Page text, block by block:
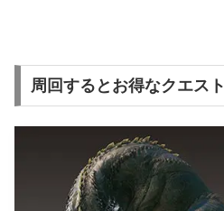
周回するとお得なクエスト